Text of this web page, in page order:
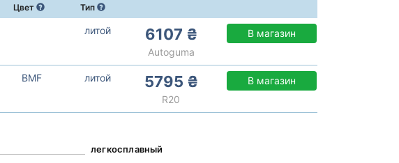
Цвет Тип
литой 6107 ₴
Autoguma
В магазин
BMF литой 5795 ₴
R20
В магазин
легкосплавный